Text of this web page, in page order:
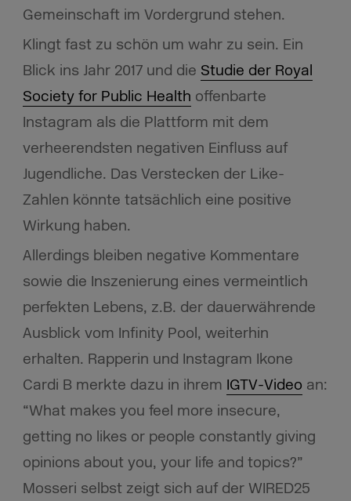
Gemeinschaft im Vordergrund stehen.
Klingt fast zu schön um wahr zu sein. Ein
Blick ins Jahr 2017 und die Studie der Royal
Society for Public Health offenbarte
Instagram als die Plattform mit dem
verheerendsten negativen Einfluss auf
Jugendliche. Das Verstecken der Like-
Zahlen könnte tatsächlich eine positive
Wirkung haben.
Allerdings bleiben negative Kommentare
sowie die Inszenierung eines vermeintlich
perfekten Lebens, z.B. der dauerwährende
Ausblick vom Infinity Pool, weiterhin
erhalten. Rapperin und Instagram Ikone
Cardi B merkte dazu in ihrem IGTV-Video an:
“What makes you feel more insecure,
getting no likes or people constantly giving
opinions about you, your life and topics?”
Mosseri selbst zeigt sich auf der WIRED25